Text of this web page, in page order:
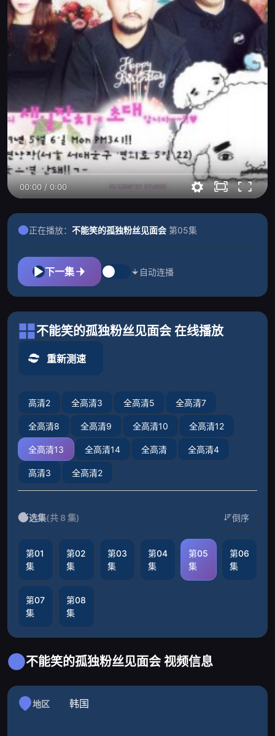
00:00/0:00
正在播放： 不能笑的孤独粉丝见面会 第05集
下一集 自动连播
不能笑的孤独粉丝见面会 在线播放
重新测速
高清2 全高清3 全高清5 全高清7
全高清8 全高清9 全高清10 全高清12
全高清13 全高清14 全高清 全高清4
高清3 全高清2
选集(共 8 集) 倒序
第01
集
第02
集
第03
集
第04
集
第05
集
第06
集
第07
集
第08
集
不能笑的孤独粉丝见面会 视频信息
地区 韩国